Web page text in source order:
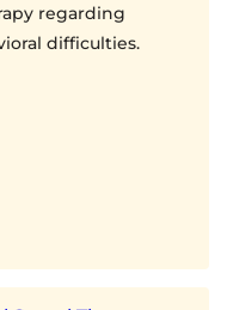
regarding
difficulties.